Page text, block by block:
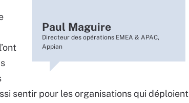
Paul Maguire
Directeur des opérations EMEA & APAC,
Appian
sentir pour les organisations qui déploient